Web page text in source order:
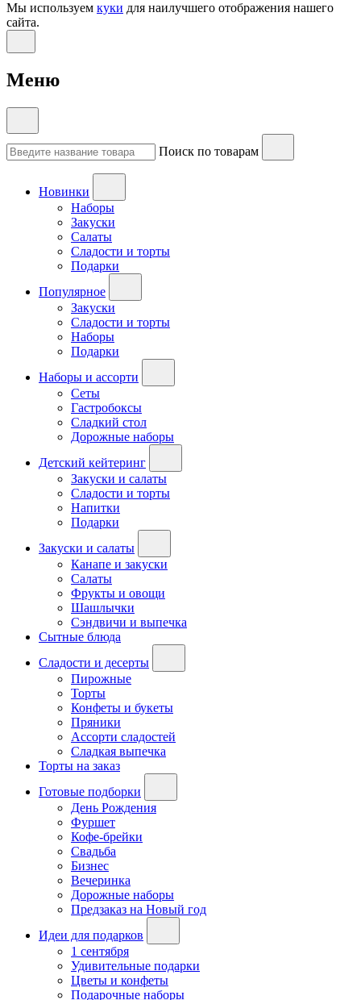
Мы используем куки для наилучшего отображения нашего
сайта.
Меню
Поиск по товарам
Новинки
Наборы
Закуски
Салаты
Сладости и торты
Подарки
Популярное
Закуски
Сладости и торты
Наборы
Подарки
Наборы и ассорти
Сеты
Гастробоксы
Сладкий стол
Дорожные наборы
Детский кейтеринг
Закуски и салаты
Сладости и торты
Напитки
Подарки
Закуски и салаты
Канапе и закуски
Салаты
Фрукты и овощи
Шашлычки
Сэндвичи и выпечка
Сытные блюда
Сладости и десерты
Пирожные
Торты
Конфеты и букеты
Пряники
Ассорти сладостей
Сладкая выпечка
Торты на заказ
Готовые подборки
День Рождения
Фуршет
Кофе-брейки
Свадьба
Бизнес
Вечеринка
Дорожные наборы
Предзаказ на Новый год
Идеи для подарков
1 сентября
Удивительные подарки
Цветы и конфеты
Подарочные наборы